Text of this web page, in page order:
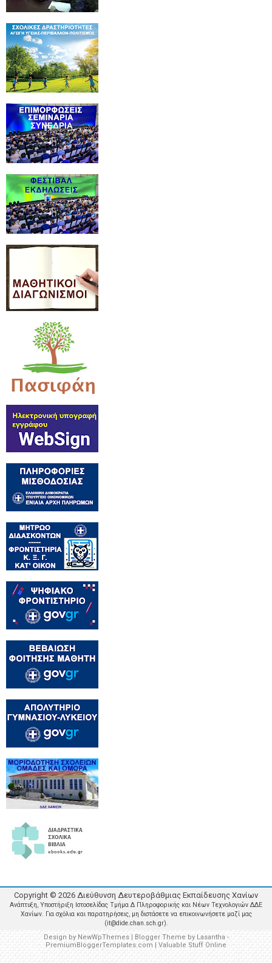
Copyright © 2026 Διεύθυνση Δευτεροβάθμιας Εκπαίδευσης Χανίων
Ανάπτυξη, Υποστήριξη Ιστοσελίδας Τμήμα Δ Πληροφορικής και Νέων Τεχνολογιών ΔΔΕ
Χανίων. Για σχόλια και παρατηρήσεις, μη διστάσετε να επικοινωνήσετε μαζί μας
(it@dide.chan.sch.gr).
Design byNewWpThemes| Blogger Theme byLasantha -
PremiumBloggerTemplates.com |Valuable Stuff Online